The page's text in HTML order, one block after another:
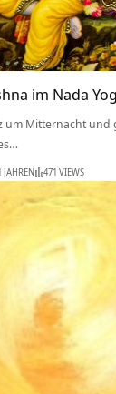
im Nada
um Mitternacht und
JAHREN 471 VIEWS